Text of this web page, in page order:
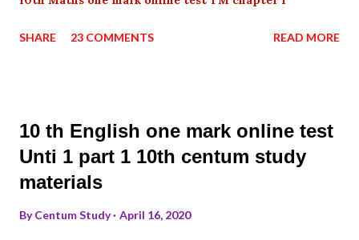
SHARE 23 COMMENTS READ MORE
10 th English one mark online test
Unti 1 part 1 10th centum study
materials
ByCentum Study April 16, 2020